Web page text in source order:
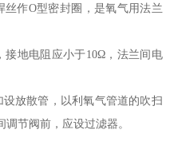
作O型密封圈，是氧气用法兰
接地电阻应小于10Ω，法兰间电
放散管，以利氧气管道的吹扫
节阀前，应设过滤器。